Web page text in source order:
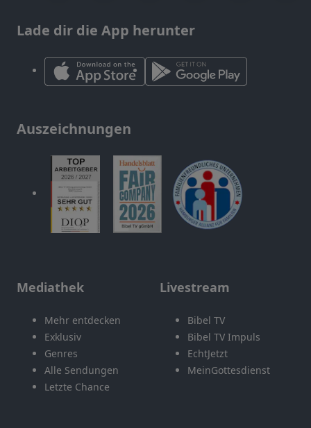
Lade dir die App herunter
Auszeichnungen
Mediathek
Mehr entdecken
Exklusiv
Genres
Alle Sendungen
Letzte Chance
Livestream
Bibel TV
Bibel TV Impuls
EchtJetzt
MeinGottesdienst